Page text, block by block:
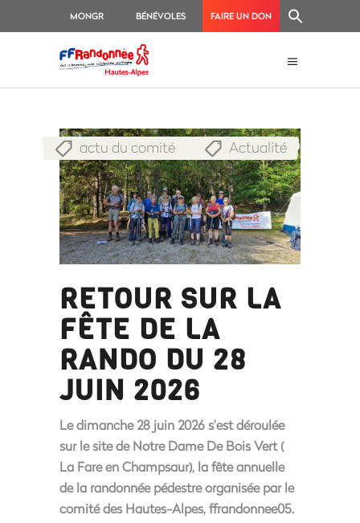
MONGR BÉNÉVOLES FAIRE UN DON
actu du comité Actualité
RETOUR SUR LA
FÊTE DE LA
RANDO DU 28
JUIN 2026
‌Le dimanche 28 juin 2026 s’est déroulée
sur le site de Notre Dame De Bois Vert (
La Fare en Champsaur), la fête annuelle
de la randonnée pédestre organisée par le
comité des Hautes-Alpes, ffrandonnee05.